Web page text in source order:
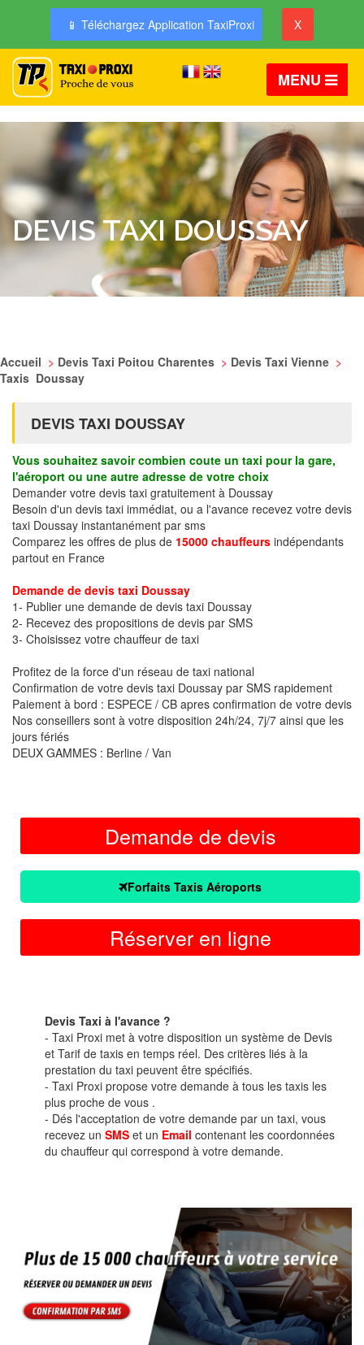
📱 Téléchargez Application TaxiProxi X
MENU
DEVIS TAXI DOUSSAY
Accueil > Devis Taxi Poitou Charentes > Devis Taxi Vienne >
Taxis Doussay
DEVIS TAXI DOUSSAY
Vous souhaitez savoir combien coute un taxi pour la gare,
l'aéroport ou une autre adresse de votre choix
Demander votre devis taxi gratuitement à Doussay
Besoin d'un devis taxi immédiat, ou a l'avance recevez votre devis
taxi Doussay instantanément par sms
Comparez les offres de plus de 15000 chauffeurs indépendants
partout en France
Demande de devis taxi Doussay
1- Publier une demande de devis taxi Doussay
2- Recevez des propositions de devis par SMS
3- Choisissez votre chauffeur de taxi
Profitez de la force d'un réseau de taxi national
Confirmation de votre devis taxi Doussay par SMS rapidement
Paiement à bord : ESPECE / CB apres confirmation de votre devis
Nos conseillers sont à votre disposition 24h/24, 7j/7 ainsi que les
jours fériés
DEUX GAMMES : Berline / Van
Demande de devis
Forfaits Taxis Aéroports
Réserver en ligne
Devis Taxi à l'avance ?
- Taxi Proxi met à votre disposition un système de Devis
et Tarif de taxis en temps réel. Des critères liés à la
prestation du taxi peuvent être spécifiés.
- Taxi Proxi propose votre demande à tous les taxis les
plus proche de vous .
- Dés l'acceptation de votre demande par un taxi, vous
recevez un SMS et un Email contenant les coordonnées
du chauffeur qui correspond à votre demande.